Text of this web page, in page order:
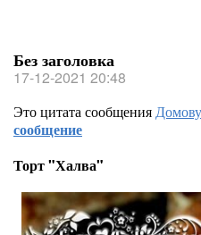
Без заголовка
17-12-2021 20:48
Это цитата сообщения
сообщение
Торт "Халва"